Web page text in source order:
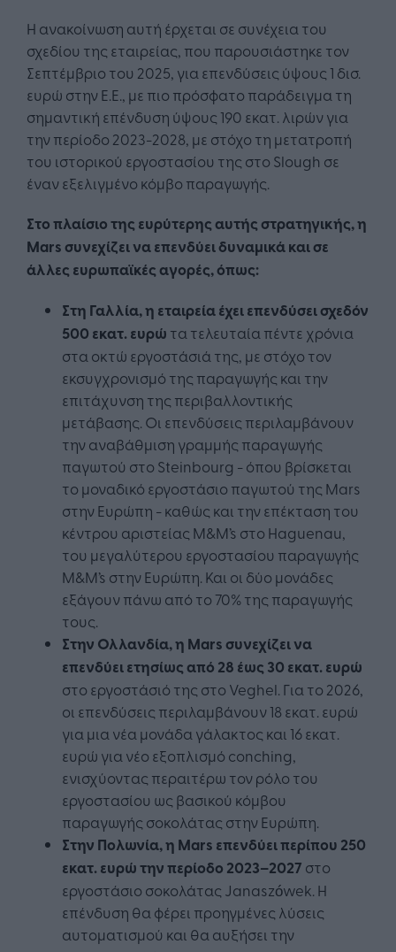
Η ανακοίνωση αυτή έρχεται σε συνέχεια του
σχεδίου της εταιρείας, που παρουσιάστηκε τον
Σεπτέμβριο του 2025, για επενδύσεις ύψους 1 δισ.
ευρώ στην Ε.Ε., με πιο πρόσφατο παράδειγμα τη
σημαντική επένδυση ύψους 190 εκατ. λιρών για
την περίοδο 2023-2028, με στόχο τη μετατροπή
του ιστορικού εργοστασίου της στο Slough σε
έναν εξελιγμένο κόμβο παραγωγής.
Στο πλαίσιο της ευρύτερης αυτής στρατηγικής, η
Mars συνεχίζει να επενδύει δυναμικά και σε
άλλες ευρωπαϊκές αγορές, όπως:
Στη Γαλλία, η εταιρεία έχει επενδύσει σχεδόν
500 εκατ. ευρώ τα τελευταία πέντε χρόνια
στα οκτώ εργοστάσιά της, με στόχο τον
εκσυγχρονισμό της παραγωγής και την
επιτάχυνση της περιβαλλοντικής
μετάβασης. Οι επενδύσεις περιλαμβάνουν
την αναβάθμιση γραμμής παραγωγής
παγωτού στο Steinbourg - όπου βρίσκεται
το μοναδικό εργοστάσιο παγωτού της Mars
στην Ευρώπη - καθώς και την επέκταση του
κέντρου αριστείας M&M’s στο Haguenau,
του μεγαλύτερου εργοστασίου παραγωγής
M&M’s στην Ευρώπη. Και οι δύο μονάδες
εξάγουν πάνω από το 70% της παραγωγής
τους.
Στην Ολλανδία, η Mars συνεχίζει να
επενδύει ετησίως από 28 έως 30 εκατ. ευρώ
στο εργοστάσιό της στο Veghel. Για το 2026,
οι επενδύσεις περιλαμβάνουν 18 εκατ. ευρώ
για μια νέα μονάδα γάλακτος και 16 εκατ.
ευρώ για νέο εξοπλισμό conching,
ενισχύοντας περαιτέρω τον ρόλο του
εργοστασίου ως βασικού κόμβου
παραγωγής σοκολάτας στην Ευρώπη.
Στην Πολωνία, η Mars επενδύει περίπου 250
εκατ. ευρώ την περίοδο 2023–2027 στο
εργοστάσιο σοκολάτας Janaszówek. Η
επένδυση θα φέρει προηγμένες λύσεις
αυτοματισμού και θα αυξήσει την